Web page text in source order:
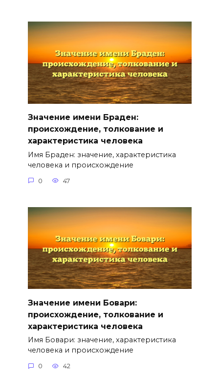
Значение имени Браден:
происхождение, толкование и
характеристика человека
Имя Браден: значение, характеристика
человека и происхождение
0 47
Значение имени Бовари:
происхождение, толкование и
характеристика человека
Имя Бовари: значение, характеристика
человека и происхождение
0 42